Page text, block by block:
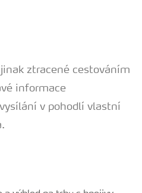
ztracené cestováním
informace
v pohodlí vlastní